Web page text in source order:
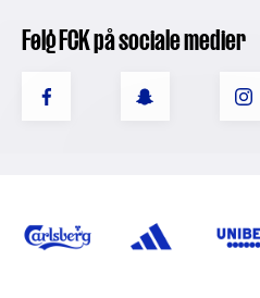
Følg FCK på sociale medier